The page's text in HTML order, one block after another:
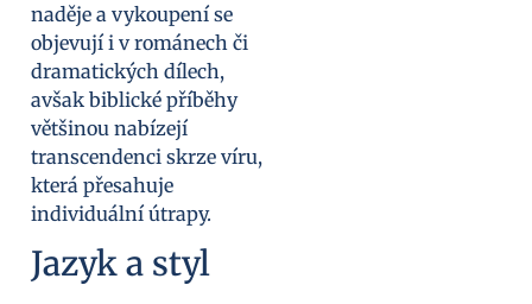
naděje a vykoupení se
objevují i v románech či
dramatických dílech,
avšak biblické příběhy
většinou nabízejí
transcendenci skrze víru,
která přesahuje
individuální útrapy.
Jazyk a styl